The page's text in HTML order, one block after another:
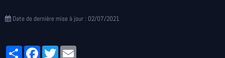
Date de dernière mise à jour : 02/07/2021
PartagerFacebookTwitter